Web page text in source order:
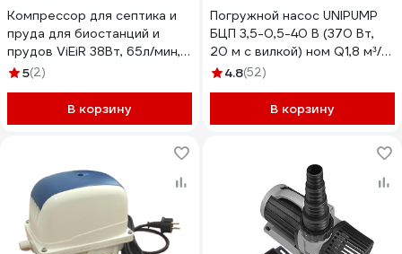
Компрессор для септика и
пруда для биостанций и
прудов ViEiR 38Вт, 65л/мин,
малошумный аэратор
5(2)
В корзину
Погружной насос UNIPUMP
БЦП 3,5-0,5-40 В (370 Вт,
20 м с вилкой) ном Q1,8 м³/
ч-40 59578
4.8(52)
В корзину